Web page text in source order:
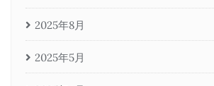
2025年8月
2025年5月